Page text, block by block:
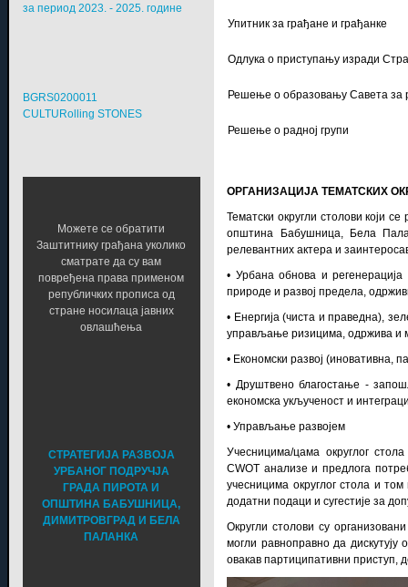
Упитник за грађане и грађанке
Одлука о приступању изради
Решење о образовању Савета за
Решење о радној групи
ОРГАНИЗАЦИЈА ТЕМАТСКИХ
Тематски округли столови који
општина Бабушница, Бела
релевантних актера и
• Урбана обнова и
природе и развој предела,
• Енергија (чиста и праведна),
управљање ризицима, одржива и
• Економски развој (иновативна,
• Друштвено благостање -
економска укљученост и
• Управљање развојем
Учесницима/цама округлог
СWОТ анализе и предлога
учесницима округлог стола и
додатни подаци и сугестије за
Округли столови су
могли равноправно да
овакав партиципативни приступ,
за период 2023. - 2025. године
BGRS0200011
CULTURolling STONES
Можете се обратити
Заштитнику грађана уколико
сматрате да су вам
повређена права применом
републичких прописа од
стране носилаца јавних
овлашћења
СТРАТЕГИЈА РАЗВОЈА
УРБАНОГ ПОДРУЧЈА
ГРАДА ПИРОТА И
ОПШТИНА БАБУШНИЦА,
ДИМИТРОВГРАД И БЕЛА
ПАЛАНКА